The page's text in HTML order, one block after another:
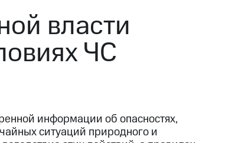
Устойчивое развитие
Комплаенс и деловая этика
На главную
власти
ЧС
информации об опасностях,
ситуаций природного и